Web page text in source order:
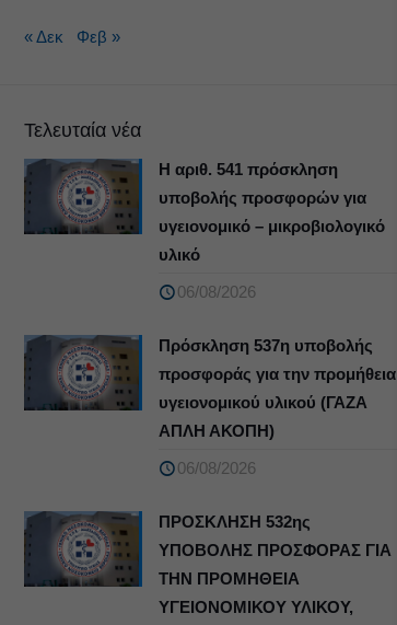
« Δεκ Φεβ »
Τελευταία νέα
Η αριθ. 541 πρόσκληση
υποβολής προσφορών για
υγειονομικό – μικροβιολογικό
υλικό
06/08/2026
Πρόσκληση 537η υποβολής
προσφοράς για την προμήθεια
υγειονομικού υλικού (ΓΑΖΑ
ΑΠΛΗ ΑΚΟΠΗ)
06/08/2026
ΠΡΟΣΚΛΗΣΗ 532ης
ΥΠΟΒΟΛΗΣ ΠΡΟΣΦΟΡΑΣ ΓΙΑ
ΤΗΝ ΠΡΟΜΗΘΕΙΑ
ΥΓΕΙΟΝΟΜΙΚΟΥ ΥΛΙΚΟΥ,